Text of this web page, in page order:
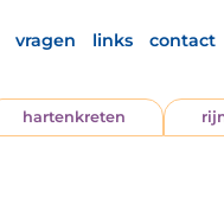
vragen links contact
hartenkreten